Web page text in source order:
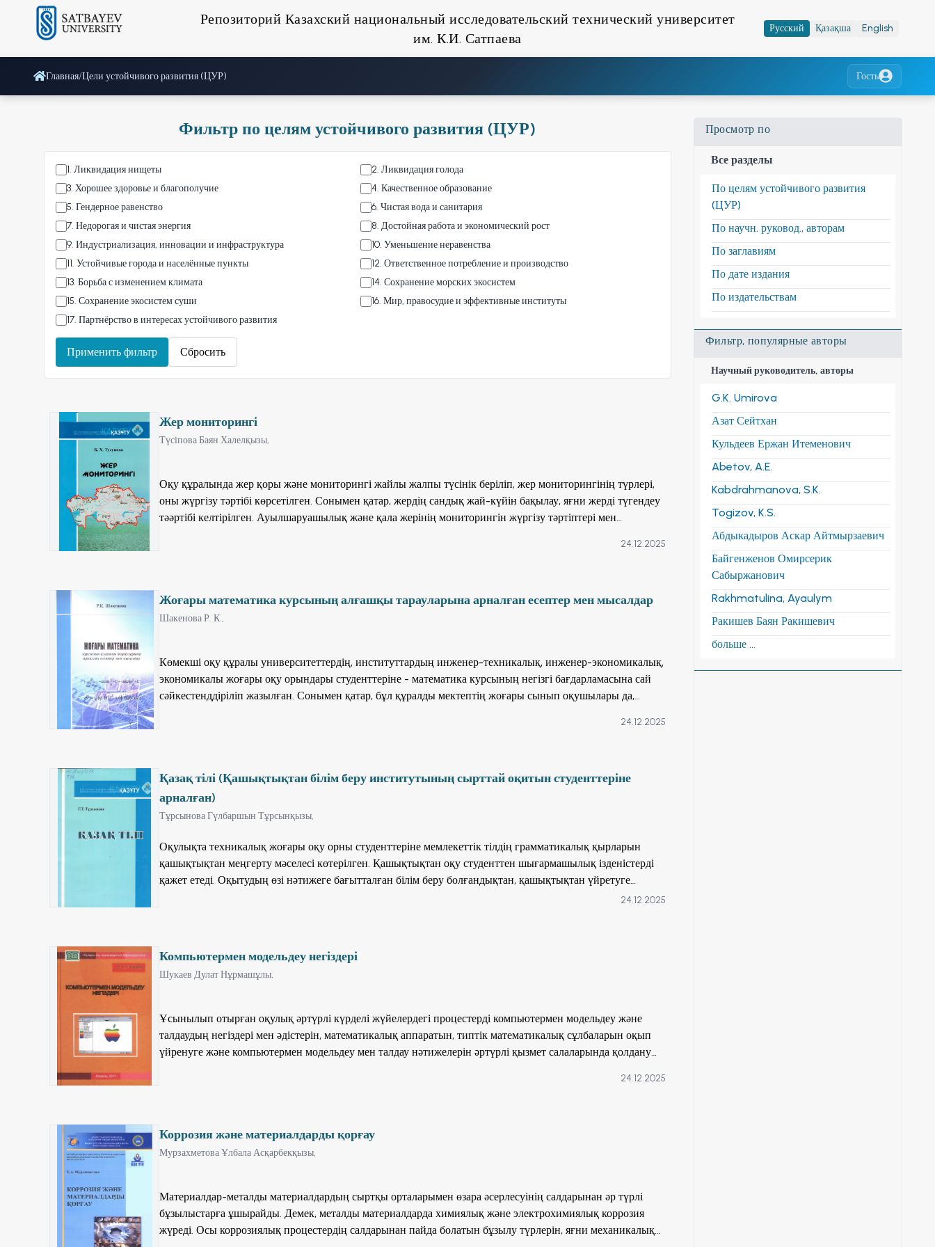
Репозиторий Казахский национальный исследовательский технический университет
им. К.И. Сатпаева
Русский Қазақша English
Главная/Цели устойчивого развития (ЦУР) Гость
Фильтр по целям устойчивого развития (ЦУР)
1. Ликвидация нищеты 2. Ликвидация голода
3. Хорошее здоровье и благополучие 4. Качественное образование
5. Гендерное равенство 6. Чистая вода и санитария
7. Недорогая и чистая энергия 8. Достойная работа и экономический рост
9. Индустриализация, инновации и инфраструктура 10. Уменьшение неравенства
11. Устойчивые города и населённые пункты 12. Ответственное потребление и производство
13. Борьба с изменением климата 14. Сохранение морских экосистем
15. Сохранение экосистем суши 16. Мир, правосудие и эффективные институты
17. Партнёрство в интересах устойчивого развития
Применить фильтр Сбросить
Жер мониторингі
Түсіпова Баян Халелқызы,
Оқу құралында жер қоры және мониторингі жайлы жалпы түсінік беріліп, жер мониторингінің түрлері,
оны жүргізу тәртібі көрсетілген. Сонымен қатар, жердің сандық жай-күйін бақылау, яғни жерді түгендеу
тәәртібі келтірілген. Ауылшаруашылық және қала жерінің мониторингін жүргізу тәртіптері мен
айналысатындардың барлығына арналған.
24.12.2025
Жоғары математика курсының алғашқы тарауларына арналған есептер мен мысалдар
Шакенова Р. К.,
Көмекші оқу құралы университеттердің, институттардың инженер-техникалық, инженер-экономикалық,
экономикалы жоғары оқу орындары студенттеріне - математика курсының негізгі бағдарламасына сай
сәйкестенддіріліп жазылған. Сонымен қатар, бұл құралды мектептің жоғары сынып оқушылары да,
24.12.2025
Қазақ тілі (Қашықтықтан білім беру институтының сырттай оқитын студенттеріне
арналған)
Тұрсынова Гүлбаршын Тұрсынқызы,
Оқулықта техникалық жоғары оқу орны студенттеріне мемлекеттік тілдің грамматикалық қырларын
қашықтықтан меңгерту мәселесі көтерілген. Қашықтықтан оқу студенттен шығармашылық ізденістерді
қажет етеді. Оқытудың өзі нәтижеге бағытталған білім беру болғандықтан, қашықтықтан үйретуге
байланысты тапсырмалар, практикалық жаттығулар, тест сұрақтары берілген. Өзге ұлт студенттерінің
24.12.2025
Компьютермен модельдеу негіздері
Шукаев Дулат Нұрмашұлы,
Ұсынылып отырған оқулық әртүрлі күрделі жүйелердегі процестерді компьютермен модельдеу және
талдаудың негіздері мен әдістерін, математикалық аппаратын, типтік математикалық сұлбаларын оқып
үйренуге және компьютермен модельдеу мен талдау нәтижелерін әртүрлі қызмет салаларында қолдану
қолданатын инженерлерге және басқа мамандарға біраз жаңа ақпарат бере алады.
24.12.2025
Коррозия және материалдарды қорғау
Мурзахметова Ұлбала Асқарбекқызы,
Материалдар-металды материалдардың сыртқы орталарымен өзара әсерлесуінің салдарынан әр түрлі
бұзылыстарға ұшырайды. Демек, металды материалдарда химиялық және электрохимиялық коррозия
жүреді. Осы коррозиялық процестердің салдарынан пайда болатын бұзылу түрлерін, яғни механикалық
Просмотр по
Все разделы
По целям устойчивого развития
(ЦУР)
По научн. руковод., авторам
По заглавиям
По дате издания
По издательствам
Фильтр, популярные авторы
Научный руководитель, авторы
G.K. Umirova
Азат Сейтхан
Кульдеев Ержан Итеменович
Abetov, A.E.
Kabdrahmanova, S.K.
Togizov, K.S.
Абдыкадыров Аскар Айтмырзаевич
Байгенженов Омирсерик
Сабыржанович
Rakhmatulina, Ayaulym
Ракишев Баян Ракишевич
больше ...